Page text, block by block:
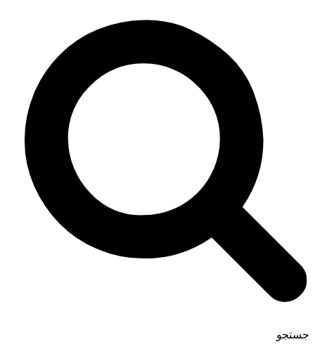
جستجو